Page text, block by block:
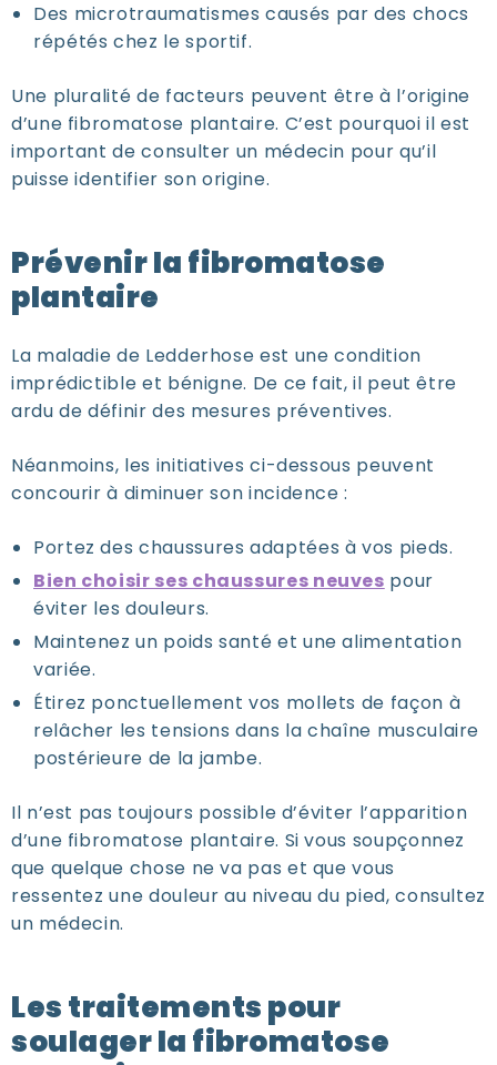
Des microtraumatismes causés par des chocs
répétés chez le sportif.
Une pluralité de facteurs peuvent être à l’origine
d’une fibromatose plantaire. C’est pourquoi il est
important de consulter un médecin pour qu’il
puisse identifier son origine.
Prévenir la fibromatose
plantaire
La maladie de Ledderhose est une condition
imprédictible et bénigne. De ce fait, il peut être
ardu de définir des mesures préventives.
Néanmoins, les initiatives ci-dessous peuvent
concourir à diminuer son incidence :
Portez des chaussures adaptées à vos pieds.
Bien choisir ses chaussures neuves pour
éviter les douleurs.
Maintenez un poids santé et une alimentation
variée.
Étirez ponctuellement vos mollets de façon à
relâcher les tensions dans la chaîne musculaire
postérieure de la jambe.
Il n’est pas toujours possible d’éviter l’apparition
d’une fibromatose plantaire. Si vous soupçonnez
que quelque chose ne va pas et que vous
ressentez une douleur au niveau du pied, consultez
un médecin.
Les traitements pour
soulager la fibromatose